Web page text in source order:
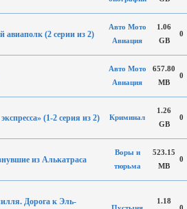
авиаполк (2 серии из 2)
Авто Мото
Авиация
1.06
GB
0
Авто Мото
Авиация
657.80
MB
0
(1-2 серия из 2) Криминал
1.26
GB
0
из Алькатраса
Воры и
тюрьма
523.15
MB
0
Дорога к Эль-
1.18